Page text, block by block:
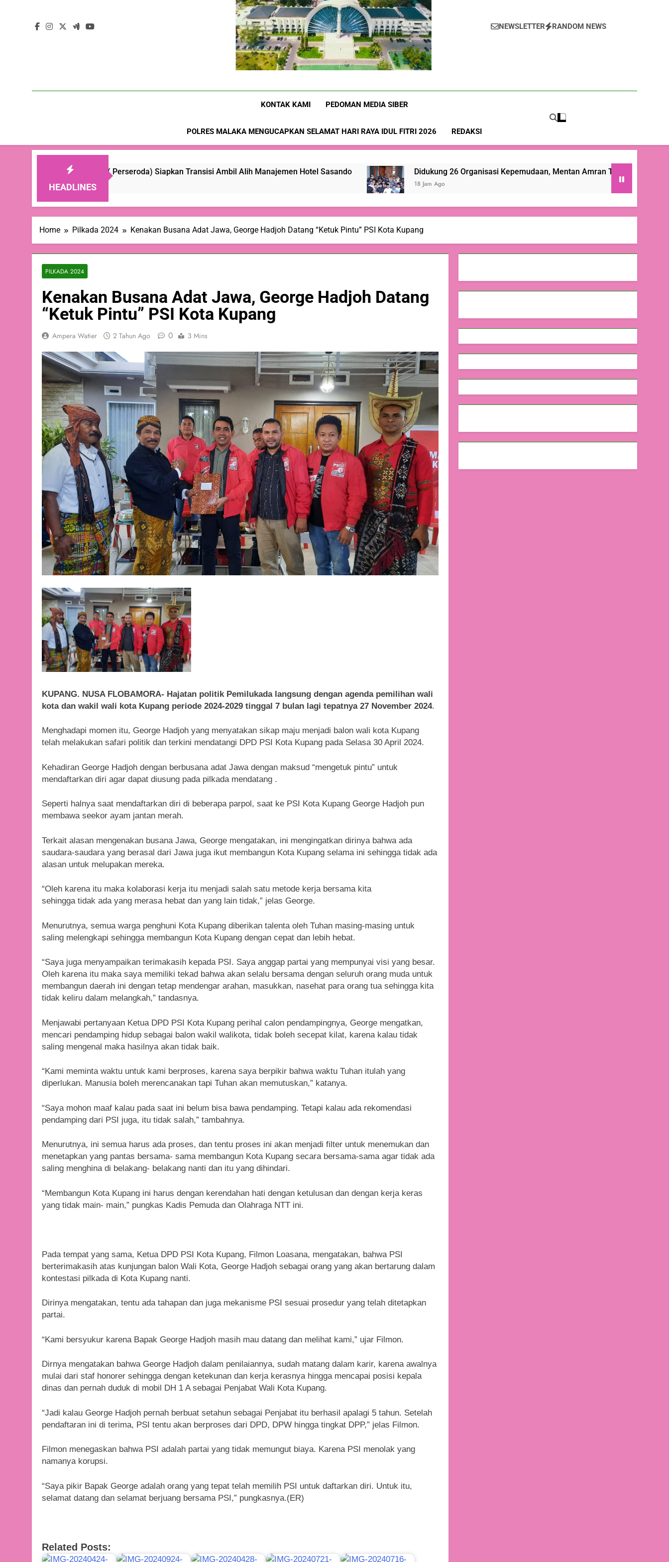
Nusa-Flobamora.com
NEWSLETTER RANDOM NEWS
KONTAK KAMI PEDOMAN MEDIA SIBER
POLRES MALAKA MENGUCAPKAN SELAMAT HARI RAYA IDUL FITRI 2026 REDAKSI
HEADLINES
( Perseroda) Siapkan Transisi Ambil Alih Manajemen Hotel Sasando Didukung 26 Organisasi Kepemudaan, Mentan Amran Tegaskan Tak Ada Ruang bagi Mafia
Home Pilkada 2024 Kenakan Busana Adat Jawa, George Hadjoh Datang “Ketuk Pintu” PSI Kota Kupang
PILKADA 2024
Kenakan Busana Adat Jawa, George Hadjoh Datang
“Ketuk Pintu” PSI Kota Kupang
Ampera Watier 2 Tahun Ago 0 3 Mins
KUPANG. NUSA FLOBAMORA- Hajatan politik Pemilukada langsung dengan agenda pemilihan wali
kota dan wakil wali kota Kupang periode 2024-2029 tinggal 7 bulan lagi tepatnya 27 November 2024.
Menghadapi momen itu, George Hadjoh yang menyatakan sikap maju menjadi balon wali kota Kupang
telah melakukan safari politik dan terkini mendatangi DPD PSI Kota Kupang pada Selasa 30 April 2024.
Kehadiran George Hadjoh dengan berbusana adat Jawa dengan maksud “mengetuk pintu” untuk
mendaftarkan diri agar dapat diusung pada pilkada mendatang .
Seperti halnya saat mendaftarkan diri di beberapa parpol, saat ke PSI Kota Kupang George Hadjoh pun
membawa seekor ayam jantan merah.
Terkait alasan mengenakan busana Jawa, George mengatakan, ini mengingatkan dirinya bahwa ada
saudara-saudara yang berasal dari Jawa juga ikut membangun Kota Kupang selama ini sehingga tidak ada
alasan untuk melupakan mereka.
“Oleh karena itu maka kolaborasi kerja itu menjadi salah satu metode kerja bersama kita
sehingga tidak ada yang merasa hebat dan yang lain tidak,” jelas George.
Menurutnya, semua warga penghuni Kota Kupang diberikan talenta oleh Tuhan masing-masing untuk
saling melengkapi sehingga membangun Kota Kupang dengan cepat dan lebih hebat.
“Saya juga menyampaikan terimakasih kepada PSI. Saya anggap partai yang mempunyai visi yang besar.
Oleh karena itu maka saya memiliki tekad bahwa akan selalu bersama dengan seluruh orang muda untuk
membangun daerah ini dengan tetap mendengar arahan, masukkan, nasehat para orang tua sehingga kita
tidak keliru dalam melangkah,” tandasnya.
Menjawabi pertanyaan Ketua DPD PSI Kota Kupang perihal calon pendampingnya, George mengatkan,
mencari pendamping hidup sebagai balon wakil walikota, tidak boleh secepat kilat, karena kalau tidak
saling mengenal maka hasilnya akan tidak baik.
“Kami meminta waktu untuk kami berproses, karena saya berpikir bahwa waktu Tuhan itulah yang
diperlukan. Manusia boleh merencanakan tapi Tuhan akan memutuskan,” katanya.
“Saya mohon maaf kalau pada saat ini belum bisa bawa pendamping. Tetapi kalau ada rekomendasi
pendamping dari PSI juga, itu tidak salah,” tambahnya.
Menurutnya, ini semua harus ada proses, dan tentu proses ini akan menjadi filter untuk menemukan dan
menetapkan yang pantas bersama- sama membangun Kota Kupang secara bersama-sama agar tidak ada
saling menghina di belakang- belakang nanti dan itu yang dihindari.
“Membangun Kota Kupang ini harus dengan kerendahan hati dengan ketulusan dan dengan kerja keras
yang tidak main- main,” pungkas Kadis Pemuda dan Olahraga NTT ini.
Pada tempat yang sama, Ketua DPD PSI Kota Kupang, Filmon Loasana, mengatakan, bahwa PSI
berterimakasih atas kunjungan balon Wali Kota, George Hadjoh sebagai orang yang akan bertarung dalam
kontestasi pilkada di Kota Kupang nanti.
Dirinya mengatakan, tentu ada tahapan dan juga mekanisme PSI sesuai prosedur yang telah ditetapkan
partai.
“Kami bersyukur karena Bapak George Hadjoh masih mau datang dan melihat kami,” ujar Filmon.
Dirnya mengatakan bahwa George Hadjoh dalam penilaiannya, sudah matang dalam karir, karena awalnya
mulai dari staf honorer sehingga dengan ketekunan dan kerja kerasnya hingga mencapai posisi kepala
dinas dan pernah duduk di mobil DH 1 A sebagai Penjabat Wali Kota Kupang.
“Jadi kalau George Hadjoh pernah berbuat setahun sebagai Penjabat itu berhasil apalagi 5 tahun. Setelah
pendaftaran ini di terima, PSI tentu akan berproses dari DPD, DPW hingga tingkat DPP,” jelas Filmon.
Filmon menegaskan bahwa PSI adalah partai yang tidak memungut biaya. Karena PSI menolak yang
namanya korupsi.
“Saya pikir Bapak George adalah orang yang tepat telah memilih PSI untuk daftarkan diri. Untuk itu,
selamat datang dan selamat berjuang bersama PSI,” pungkasnya.(ER)
Related Posts: